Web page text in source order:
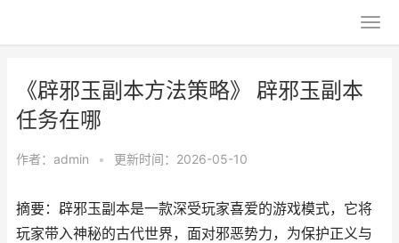
《辟邪玉副本方法策略》 辟邪玉副本
任务在哪
作者： admin • 更新时间：2026-05-10
摘要：辟邪玉副本是一款深受玩家喜爱的游戏模式，它将
玩家带入神秘的古代世界，面对邪恶势力，为保护正义与